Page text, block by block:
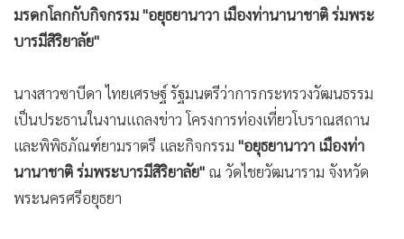
• อาชญากรรม
• Motoring
• วิทยาศาสตร์
• SMEs
• หุ้น
• อินโดจีน
• กองทุนรวม
มรดกโลกกับกิจกรรม "อยุธยานาวา เมืองท่านานาชาติ ร่มพระ
บารมีสิริยาลัย"
นางสาวซาบีดา ไทยเศรษฐ์ รัฐมนตรีว่าการกระทรวงวัฒนธรรม
เป็นประธานในงานแถลงข่าว โครงการท่องเที่ยวโบราณสถาน
และพิพิธภัณฑ์ยามราตรี และกิจกรรม "อยุธยานาวา เมืองท่า
นานาชาติ ร่มพระบารมีสิริยาลัย" ณ วัดไชยวัฒนาราม จังหวัด
พระนครศรีอยุธยา